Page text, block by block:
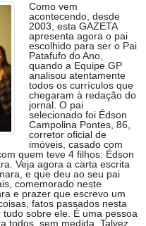
Como vem
acontecendo, desde
2003, esta GAZETA
apresenta agora o pai
escolhido para ser o Pai
Patafufo do Ano,
quando a Equipe GP
analisou atentamente
todos os currículos que
chegaram à redação do
jornal. O pai
selecionado foi Édson
Campolina Pontes, 86,
corretor oficial de
imóveis, casado com
quem teve 4 filhos: Édson
Veja agora a carta escrita
e que deu ao seu pai
comemorado neste
e prazer que escrevo um
fatos passados nesta
sobre ele. É uma pessoa
todos, sem medida. Talvez,